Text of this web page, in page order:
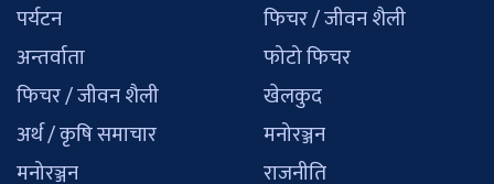
पर्यटन
अन्तर्वाता
फिचर / जीवन शैली
अर्थ / कृषि समाचार
मनोरञ्जन
फिचर / जीवन शैली
फोटो फिचर
खेलकुद
मनोरञ्जन
राजनीति